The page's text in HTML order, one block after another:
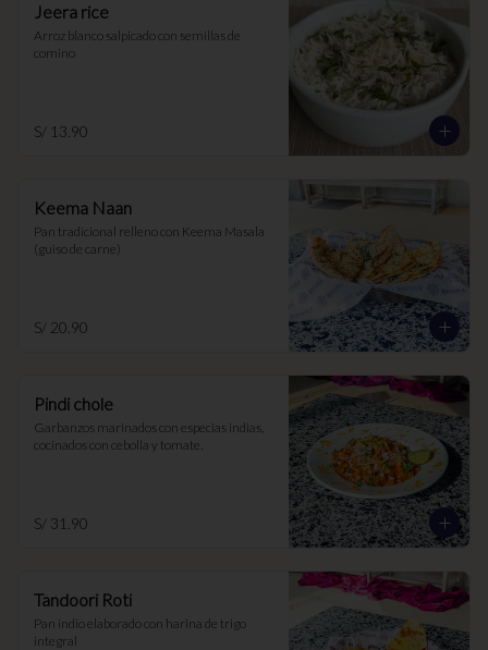
Jeera rice
Arroz blanco salpicado con semillas de
comino
S/ 13.90
Keema Naan
Pan tradicional relleno con Keema Masala
(guiso de carne)
S/ 20.90
Pindi chole
Garbanzos marinados con especias indias,
cocinados con cebolla y tomate.
S/ 31.90
Tandoori Roti
Pan indio elaborado con harina de trigo
integral